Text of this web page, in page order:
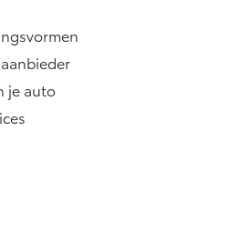
je auto